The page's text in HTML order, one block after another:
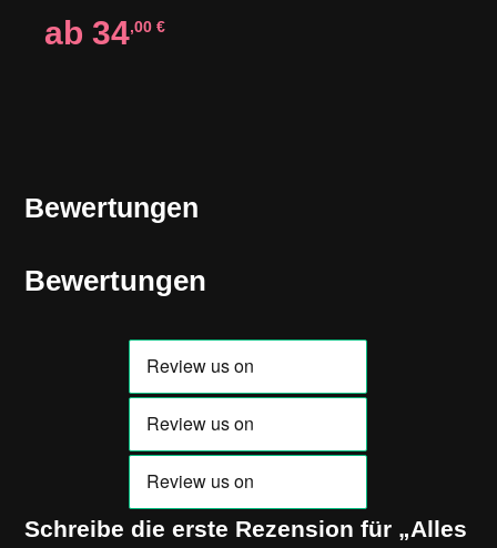
ab34,00€
Bewertungen
Bewertungen
Schreibe die erste Rezension für „Alles